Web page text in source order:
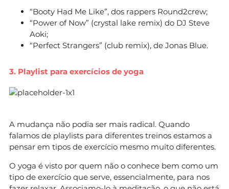
“Booty Had Me Like”, dos rappers Round2crew;
“Power of Now” (crystal lake remix) do DJ Steve
Aoki;
“Perfect Strangers” (club remix), de Jonas Blue.
3. Playlist para exercícios de yoga
A mudança não podia ser mais radical. Quando
falamos de playlists para diferentes treinos estamos a
pensar em tipos de exercício mesmo muito diferentes.
O yoga é visto por quem não o conhece bem como um
tipo de exercício que serve, essencialmente, para nos